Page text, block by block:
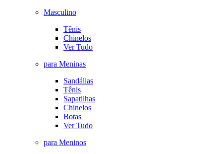
Masculino
Tênis
Chinelos
Ver Tudo
para Meninas
Sandálias
Tênis
Sapatilhas
Chinelos
Botas
Ver Tudo
para Meninos